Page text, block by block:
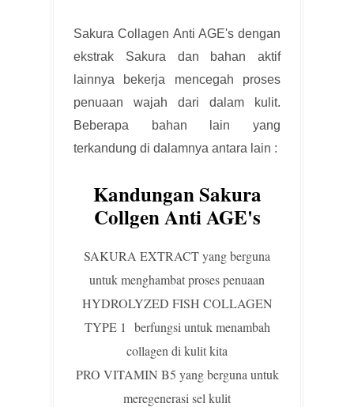
Sakura Collagen Anti AGE's dengan
ekstrak Sakura dan bahan aktif
lainnya bekerja mencegah proses
penuaan wajah dari dalam kulit.
Beberapa bahan lain yang
terkandung di dalamnya antara lain :
Kandungan Sakura
Collgen Anti AGE's
SAKURA EXTRACT yang berguna
untuk menghambat proses penuaan
HYDROLYZED FISH COLLAGEN
TYPE 1 berfungsi untuk menambah
collagen di kulit kita
PRO VITAMIN B5 yang berguna untuk
meregenerasi sel kulit